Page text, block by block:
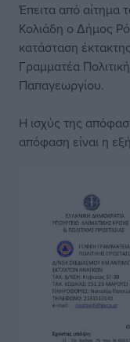
Έπειτα από
Κολιάδη ο Δήμος
κατάσταση
Γραμματέα
Παπαγεωργίου.
Η ισχύς της
απόφαση είναι η